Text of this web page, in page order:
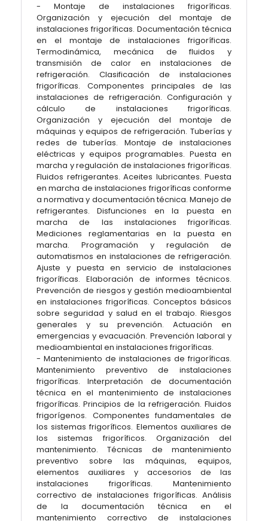
- Montaje de instalaciones frigoríficas.
Organización y ejecución del montaje de
instalaciones frigoríficas. Documentación técnica
en el montaje de instalaciones frigoríficas.
Termodinámica, mecánica de fluidos y
transmisión de calor en instalaciones de
refrigeración. Clasificación de instalaciones
frigoríficas. Componentes principales de las
instalaciones de refrigeración. Configuración y
cálculo de instalaciones frigoríficas.
Organización y ejecución del montaje de
máquinas y equipos de refrigeración. Tuberías y
redes de tuberías. Montaje de instalaciones
eléctricas y equipos programables. Puesta en
marcha y regulación de instalaciones frigoríficas.
Fluidos refrigerantes. Aceites lubricantes. Puesta
en marcha de instalaciones frigoríficas conforme
a normativa y documentación técnica. Manejo de
refrigerantes. Disfunciones en la puesta en
marcha de las instalaciones frigoríficas.
Mediciones reglamentarias en la puesta en
marcha. Programación y regulación de
automatismos en instalaciones de refrigeración.
Ajuste y puesta en servicio de instalaciones
frigoríficas. Elaboración de informes técnicos.
Prevención de riesgos y gestión medioambiental
en instalaciones frigoríficas. Conceptos básicos
sobre seguridad y salud en el trabajo. Riesgos
generales y su prevención. Actuación en
emergencias y evacuación. Prevención laboral y
medioambiental en instalaciones frigoríficas.
- Mantenimiento de instalaciones de frigoríficas.
Mantenimiento preventivo de instalaciones
frigoríficas. Interpretación de documentación
técnica en el mantenimiento de instalaciones
frigoríficas. Principios de la refrigeración. Fluidos
frigorígenos. Componentes fundamentales de
los sistemas frigoríficos. Elementos auxiliares de
los sistemas frigoríficos. Organización del
mantenimiento. Técnicas de mantenimiento
preventivo sobre las máquinas, equipos,
elementos auxiliares y accesorios de las
instalaciones frigoríficas. Mantenimiento
correctivo de instalaciones frigoríficas. Análisis
de la documentación técnica en el
mantenimiento correctivo de instalaciones